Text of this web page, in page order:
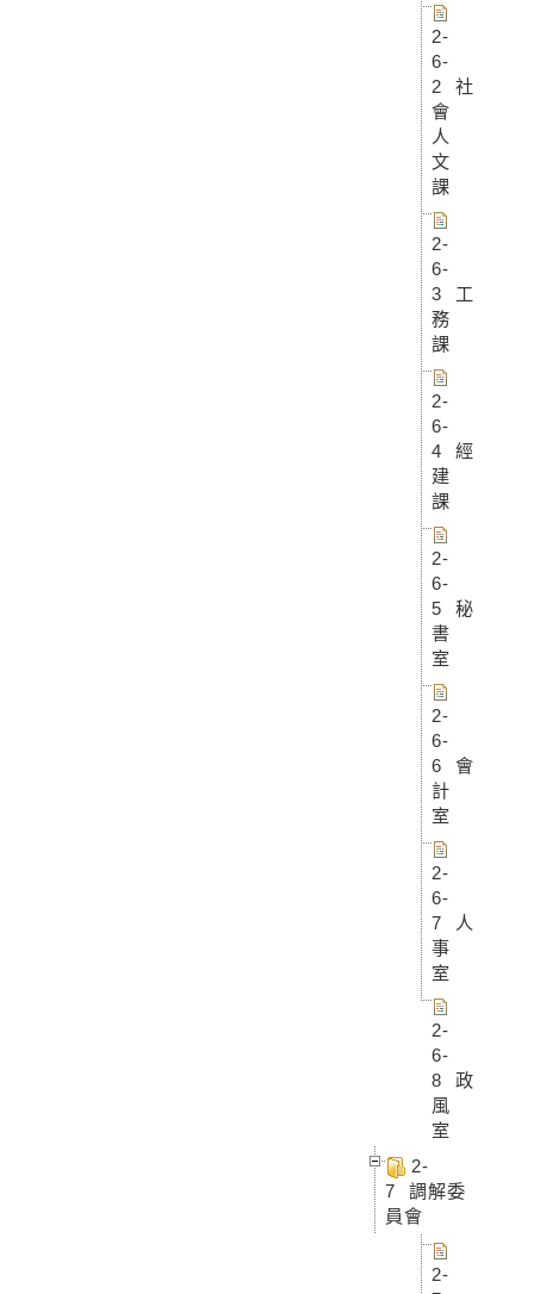
2-
6-
2 社
會
人
文
課
2-
6-
3 工
務
課
2-
6-
4 經
建
課
2-
6-
5 秘
書
室
2-
6-
6 會
計
室
2-
6-
7 人
事
室
2-
6-
8 政
風
室
2-
7 調解委
員會
2-